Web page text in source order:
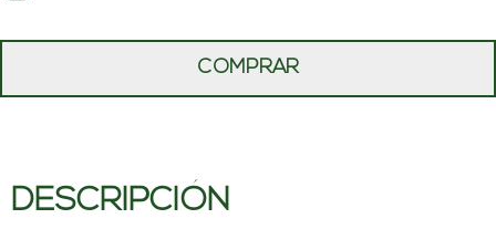
COMPRAR
DESCRIPCIÓN